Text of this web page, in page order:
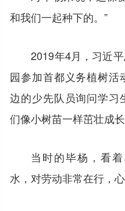
和我们一起种下的。”
2019年4月，习近
园参加首都义务植树活
边的少先队员询问学习
们像小树苗一样茁壮成长
当时的毕杨，看
水，对劳动非常在行，心